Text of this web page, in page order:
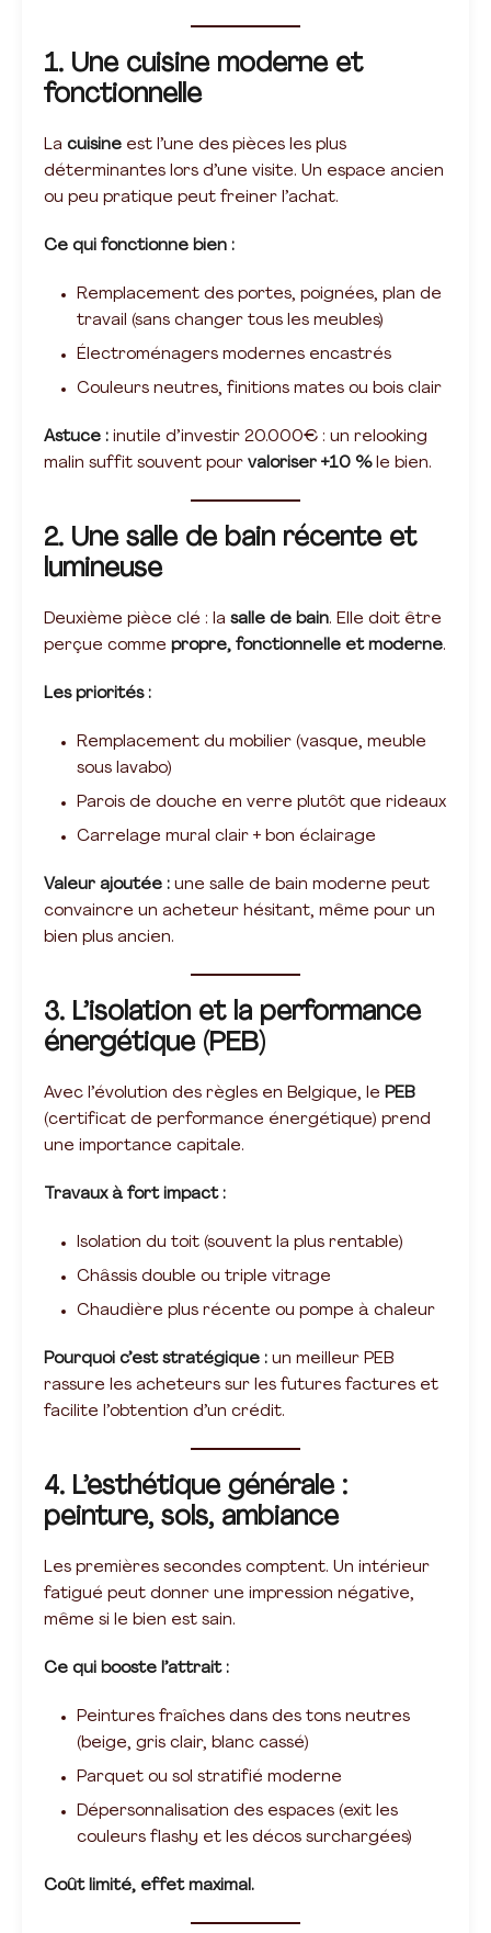
1. Une cuisine moderne et
fonctionnelle
La cuisine est l’une des pièces les plus
déterminantes lors d’une visite. Un espace ancien
ou peu pratique peut freiner l’achat.
Ce qui fonctionne bien :
Remplacement des portes, poignées, plan de
travail (sans changer tous les meubles)
Électroménagers modernes encastrés
Couleurs neutres, finitions mates ou bois clair
Astuce : inutile d’investir 20.000€ : un relooking
malin suffit souvent pour valoriser +10 %le bien.
2. Une salle de bain récente et
lumineuse
Deuxième pièce clé : la salle de bain. Elle doit être
perçue comme propre, fonctionnelle et moderne.
Les priorités :
Remplacement du mobilier (vasque, meuble
sous lavabo)
Parois de douche en verre plutôt que rideaux
Carrelage mural clair + bon éclairage
Valeur ajoutée : une salle de bain moderne peut
convaincre un acheteur hésitant, même pour un
bien plus ancien.
3. L’isolation et la performance
énergétique (PEB)
Avec l’évolution des règles en Belgique, le PEB
(certificat de performance énergétique) prend
une importance capitale.
Travaux à fort impact :
Isolation du toit (souvent la plus rentable)
Châssis double ou triple vitrage
Chaudière plus récente ou pompe à chaleur
Pourquoi c’est stratégique : un meilleur PEB
rassure les acheteurs sur les futures factures et
facilite l’obtention d’un crédit.
4. L’esthétique générale :
peinture, sols, ambiance
Les premières secondes comptent. Un intérieur
fatigué peut donner une impression négative,
même si le bien est sain.
Ce qui booste l’attrait :
Peintures fraîches dans des tons neutres
(beige, gris clair, blanc cassé)
Parquet ou sol stratifié moderne
Dépersonnalisation des espaces (exit les
couleurs flashy et les décos surchargées)
Coût limité, effet maximal.